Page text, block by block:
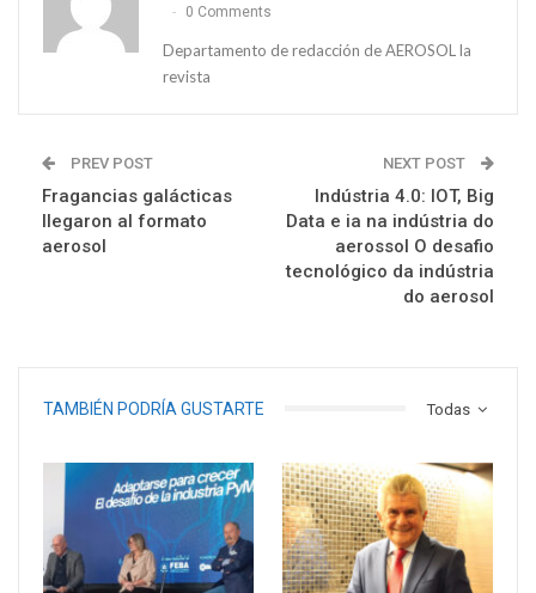
0 Comments
Departamento de redacción de AEROSOL la
revista
PREV POST
Fragancias galácticas
llegaron al formato
aerosol
NEXT POST
Indústria 4.0: IOT, Big
Data e ia na indústria do
aerossol O desafio
tecnológico da indústria
do aerosol
Todas
TAMBIÉN PODRÍA GUSTARTE